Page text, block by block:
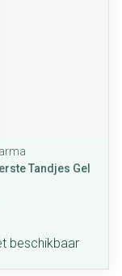
Tandjes Gel
beschikbaar